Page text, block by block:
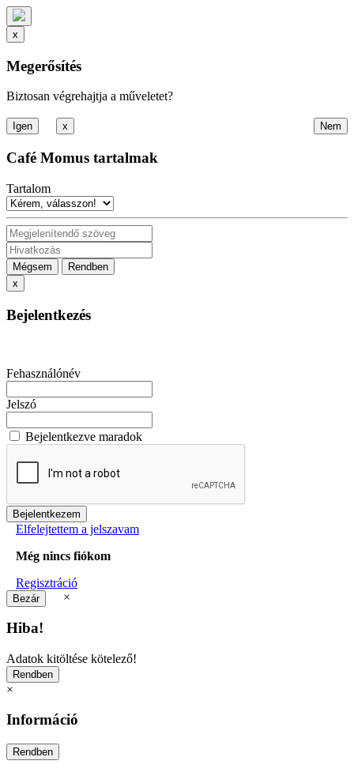
x
Megerősítés
Biztosan végrehajtja a műveletet?
x
Café Momus tartalmak
Tartalom
Mégsem
Rendben
x
Bejelentkezés
Fehasználónév
Jelszó
Bejelentkezve maradok
Elfelejtettem a jelszavam
Még nincs fiókom
Regisztráció
×
Hiba!
Adatok kitöltése kötelező!
×
Információ